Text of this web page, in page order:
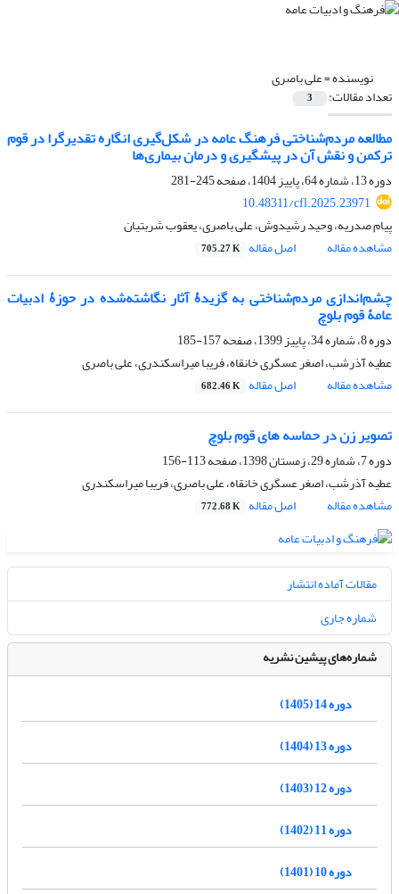
نویسنده =علی باصری
تعداد مقالات: 3
مطالعه مردم‌شناختی فرهنگ عامه در شکل‌گیری انگاره تقدیرگرا در قوم
ترکمن و نقش آن در پیشگیری و درمان بیماری‌ها
دوره 13، شماره 64، پاییز 1404، صفحه
245-281
10.48311/cfl.2025.23971
پیام صدریه، وحید رشیدوش، علی باصری، یعقوب شربتیان
مشاهده مقاله
اصل مقاله 705.27 K
چشم‌اندازی مردم‌شناختی به گزیدۀ آثار نگاشته‌شده در حوزۀ ادبیات
عامۀ قوم بلوچ
دوره 8، شماره 34، پاییز 1399، صفحه
157-185
عطیه آذرشب، اصغر عسگری خانقاه، فریبا میراسکندری، علی باصری
مشاهده مقاله
اصل مقاله 682.46 K
تصویر زن در حماسه های قوم بلوچ
دوره 7، شماره 29، زمستان 1398، صفحه
113-156
عطیه آذرشب، اصغر عسگری خانقاه، علی باصری، فریبا میراسکندری
مشاهده مقاله
اصل مقاله 772.68 K
مقالات آماده انتشار
شماره جاری
شماره‌های پیشین نشریه
دوره 14 (1405)
دوره 13 (1404)
دوره 12 (1403)
دوره 11 (1402)
دوره 10 (1401)